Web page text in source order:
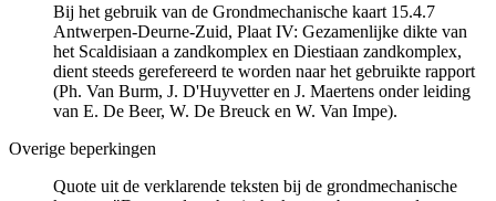
Bij het gebruik van de Grondmechanische kaart 15.4.7
Antwerpen-Deurne-Zuid, Plaat IV: Gezamenlijke dikte van
het Scaldisiaan a zandkomplex en Diestiaan zandkomplex,
dient steeds gerefereerd te worden naar het gebruikte rapport
(Ph. Van Burm, J. D'Huyvetter en J. Maertens onder leiding
van E. De Beer, W. De Breuck en W. Van Impe).
Overige beperkingen
Quote uit de verklarende teksten bij de grondmechanische